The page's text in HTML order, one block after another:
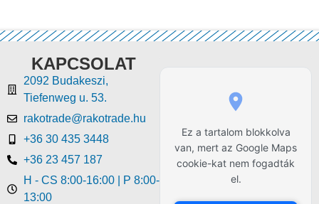
KAPCSOLAT
2092 Budakeszi,
Tiefenweg u. 53.
rakotrade@rakotrade.hu
+36 30 435 3448
+36 23 457 187
H - CS 8:00-16:00 | P 8:00-
13:00
Ez a tartalom blokkolva
van, mert az Google Maps
cookie-kat nem fogadták
el.